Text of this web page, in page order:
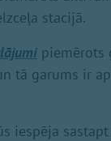
stacijā.
piemērots
tā garums ir
iespēja